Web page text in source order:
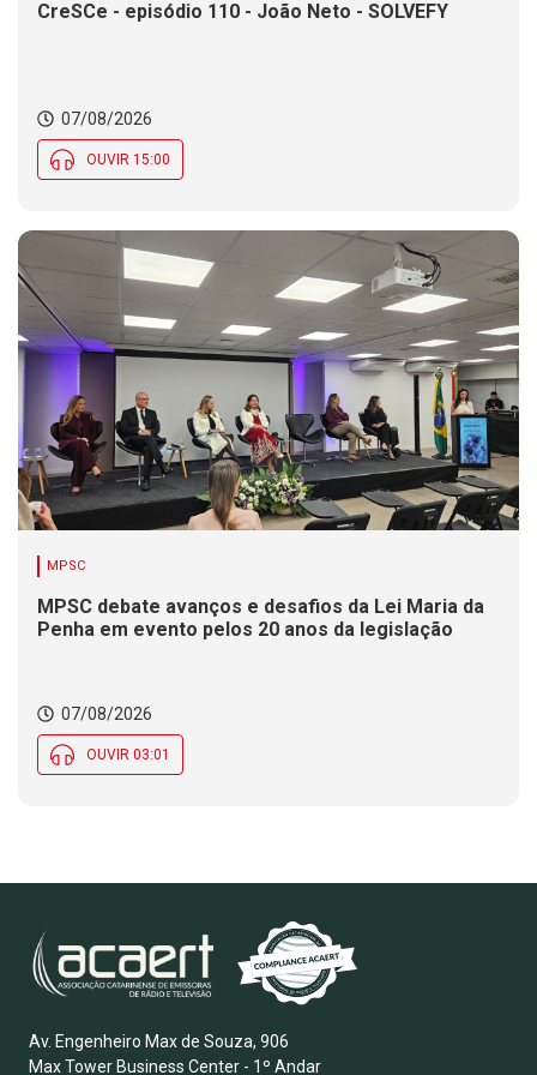
CreSCe - episódio 110 - João Neto - SOLVEFY
07/08/2026
OUVIR 15:00
MPSC
MPSC debate avanços e desafios da Lei Maria da
Penha em evento pelos 20 anos da legislação
07/08/2026
OUVIR 03:01
Av. Engenheiro Max de Souza, 906
Max Tower Business Center - 1º Andar